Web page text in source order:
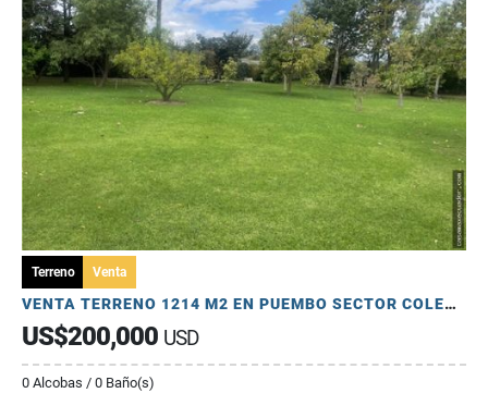
Terreno Venta
VENTA TERRENO 1214 M2 EN PUEMBO SECTOR COLEGIOS
US$200,000 USD
0 Alcobas / 0 Baño(s)